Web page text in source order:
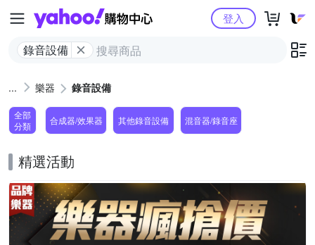
Yahoo購物中心
錄音設備
登入
樂器 錄音設備
全部
分類
合成器/效果器 其他錄音設備 混音器/錄音座
精選活動